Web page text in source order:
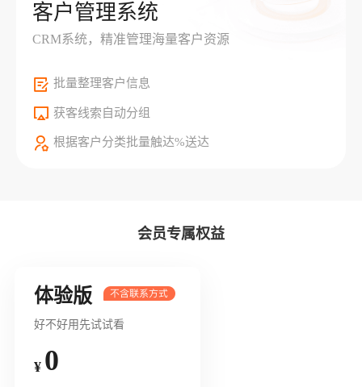
客户管理系统
CRM系统，精准管理海量客户资源
批量整理客户信息
获客线索自动分组
根据客户分类批量触达%送达
会员专属权益
体验版
好不好用先试试看
¥ 0